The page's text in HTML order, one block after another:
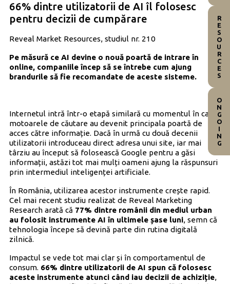
66% dintre utilizatorii de AI îl folosesc
pentru decizii de cumpărare
Reveal Market Resources, studiul nr. 210
Pe măsură ce AI devine o nouă poartă de intrare în
online, companiile încep să se întrebe cum ajung
brandurile să fie recomandate de aceste sisteme.
Internetul intră într-o etapă similară cu momentul în care
motoarele de căutare au devenit principala poartă de
acces către informație. Dacă în urmă cu două decenii
utilizatorii introduceau direct adresa unui site, iar mai
târziu au început să folosească Google pentru a găsi
informații, astăzi tot mai mulți oameni ajung la răspunsuri
prin intermediul inteligenței artificiale.
În România, utilizarea acestor instrumente crește rapid.
Cel mai recent studiu realizat de Reveal Marketing
Research arată că 77% dintre românii din mediul urban
au folosit instrumente AI în ultimele șase luni, semn că
tehnologia începe să devină parte din rutina digitală
zilnică.
Impactul se vede tot mai clar și în comportamentul de
consum. 66% dintre utilizatorii de AI spun că folosesc
aceste instrumente atunci când iau decizii de achiziție,
RESOURCES
ONGOING